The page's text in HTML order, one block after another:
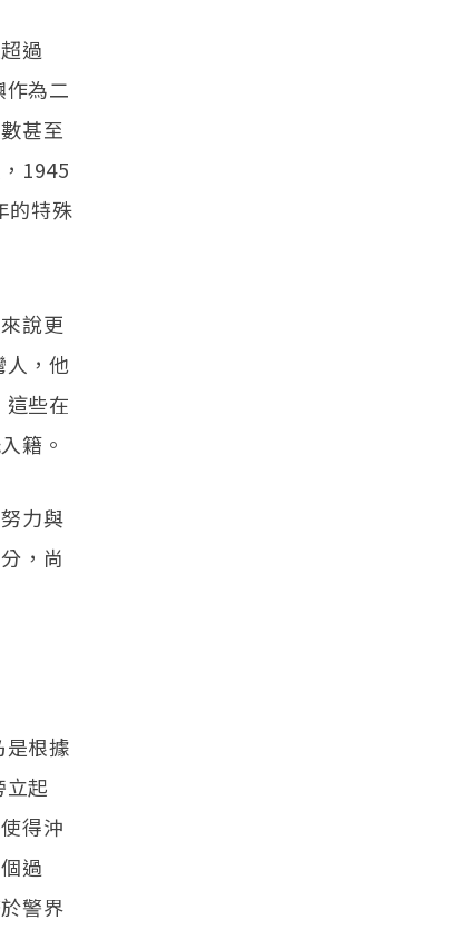
過
為二
甚至
1945
的特殊
說更
人，他
些在
籍。
力與
，尚
是根據
起
得沖
過
警界